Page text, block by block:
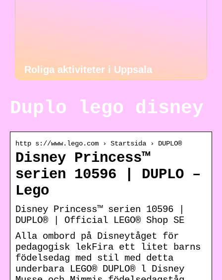
Roliga aktiviteter i Uppsala
Duplo lego disney
http s://www.lego.com › Startsida › DUPLO®
Disney Princess™
serien 10596 | DUPLO –
Lego
Disney Princess™ serien 10596 |
DUPLO® | Official LEGO® Shop SE
Alla ombord på Disneytåget för
pedagogisk lekFira ett litet barns
födelsedag med stil med detta
underbara LEGO® DUPLO® l Disney